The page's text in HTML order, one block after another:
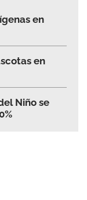
en
en
Niño se